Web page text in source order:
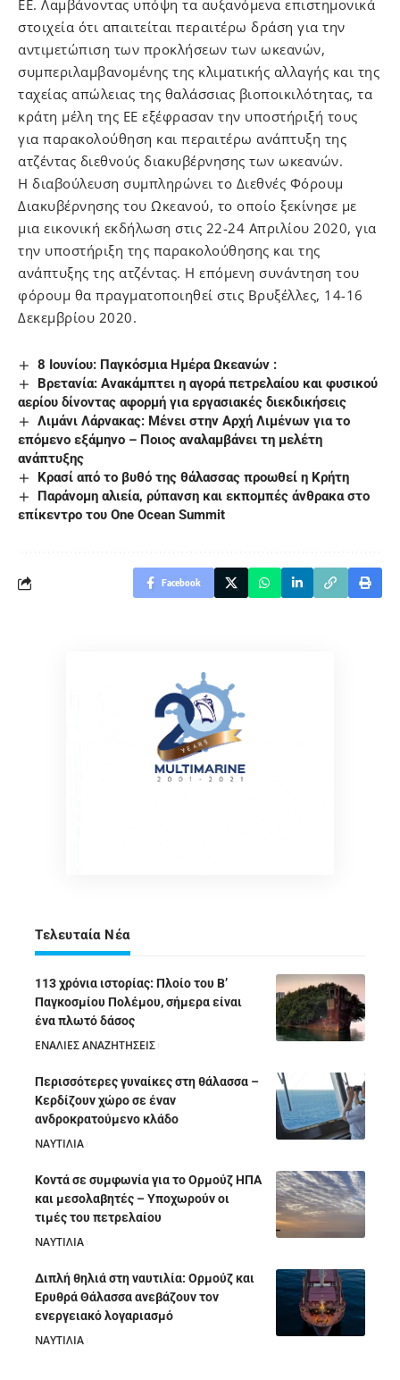
ΕΕ. Λαμβάνοντας υπόψη τα αυξανόμενα επιστημονικά
στοιχεία ότι απαιτείται περαιτέρω δράση για την
αντιμετώπιση των προκλήσεων των ωκεανών,
συμπεριλαμβανομένης της κλιματικής αλλαγής και της
ταχείας απώλειας της θαλάσσιας βιοποικιλότητας, τα
κράτη μέλη της ΕΕ εξέφρασαν την υποστήριξή τους
για παρακολούθηση και περαιτέρω ανάπτυξη της
ατζέντας διεθνούς διακυβέρνησης των ωκεανών.
Η διαβούλευση συμπληρώνει το Διεθνές Φόρουμ
Διακυβέρνησης του Ωκεανού, το οποίο ξεκίνησε με
μια εικονική εκδήλωση στις 22-24 Απριλίου 2020, για
την υποστήριξη της παρακολούθησης και της
ανάπτυξης της ατζέντας. Η επόμενη συνάντηση του
φόρουμ θα πραγματοποιηθεί στις Βρυξέλλες, 14-16
Δεκεμβρίου 2020.
8 Ιουνίου: Παγκόσμια Ημέρα Ωκεανών :
Βρετανία: Ανακάμπτει η αγορά πετρελαίου και φυσικού
αερίου δίνοντας αφορμή για εργασιακές διεκδικήσεις
Λιμάνι Λάρνακας: Μένει στην Αρχή Λιμένων για το
επόμενο εξάμηνο – Ποιος αναλαμβάνει τη μελέτη
ανάπτυξης
Kρασί από το βυθό της θάλασσας προωθεί η Κρήτη
Παράνομη αλιεία, ρύπανση και εκπομπές άνθρακα στο
επίκεντρο του One Ocean Summit
Facebook
Τελευταία Νέα
113 χρόνια ιστορίας: Πλοίο του Β’
Παγκοσμίου Πολέμου, σήμερα είναι
ένα πλωτό δάσος
ΕΝΑΛΙΕΣ ΑΝΑΖΗΤΗΣΕΙΣ
Περισσότερες γυναίκες στη θάλασσα –
Κερδίζουν χώρο σε έναν
ανδροκρατούμενο κλάδο
ΝΑΥΤΙΛΙΑ
Κοντά σε συμφωνία για το Ορμούζ ΗΠΑ
και μεσολαβητές – Υποχωρούν οι
τιμές του πετρελαίου
ΝΑΥΤΙΛΙΑ
Διπλή θηλιά στη ναυτιλία: Ορμούζ και
Ερυθρά Θάλασσα ανεβάζουν τον
ενεργειακό λογαριασμό
ΝΑΥΤΙΛΙΑ